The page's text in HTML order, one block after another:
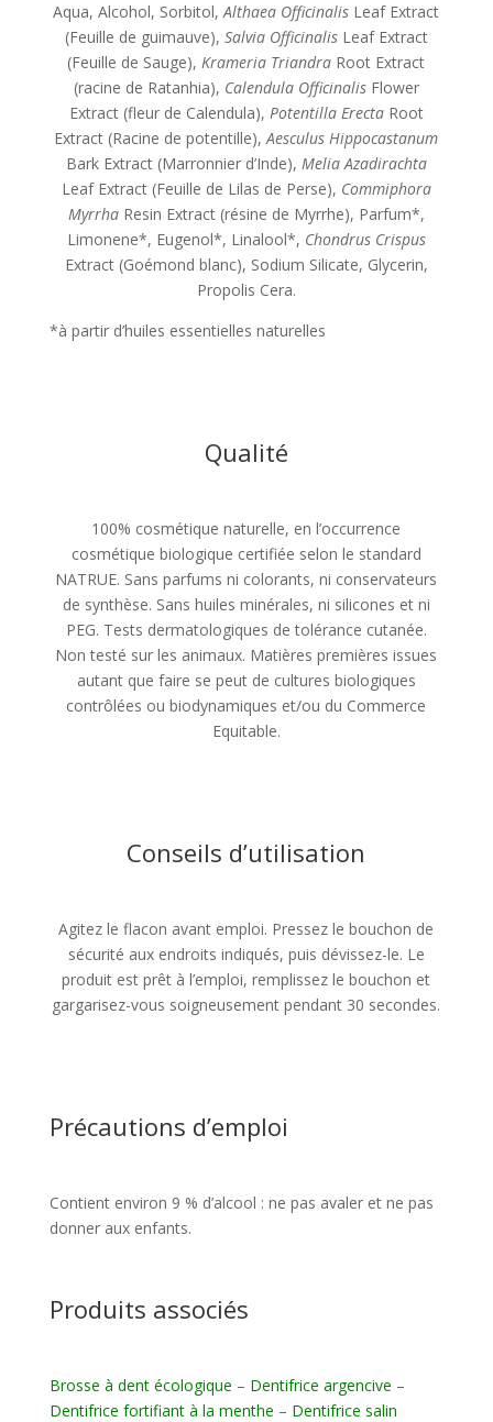
Aqua, Alcohol, Sorbitol,Althaea Officinalis Leaf Extract
(Feuille de guimauve), Salvia OfficinalisLeaf Extract
(Feuille de Sauge),Krameria Triandra Root Extract
(racine de Ratanhia), Calendula OfficinalisFlower
Extract (fleur de Calendula), Potentilla ErectaRoot
Extract (Racine de potentille),Aesculus Hippocastanum
Bark Extract (Marronnier d’Inde), Melia Azadirachta
Leaf Extract (Feuille de Lilas de Perse), Commiphora
MyrrhaResin Extract (résine de Myrrhe), Parfum*,
Limonene*, Eugenol*, Linalool*, Chondrus Crispus
Extract (Goémond blanc), Sodium Silicate, Glycerin,
Propolis Cera.
*à partir d’huiles essentielles naturelles
Qualité
100% cosmétique naturelle, en l’occurrence
cosmétique biologique certifiée selon le standard
NATRUE. Sans parfums ni colorants, ni conservateurs
de synthèse. Sans huiles minérales, ni silicones et ni
PEG. Tests dermatologiques de tolérance cutanée.
Non testé sur les animaux. Matières premières issues
autant que faire se peut de cultures biologiques
contrôlées ou biodynamiques et/ou du Commerce
Equitable.
Conseils d’utilisation
Agitez le flacon avant emploi. Pressez le bouchon de
sécurité aux endroits indiqués, puis dévissez-le. Le
produit est prêt à l’emploi, remplissez le bouchon et
gargarisez-vous soigneusement pendant 30 secondes.
Précautions d’emploi
Contient environ 9 % d’alcool : ne pas avaler et ne pas
donner aux enfants.
Produits associés
Brosse à dent écologique – Dentifrice argencive –
Dentifrice fortifiant à la menthe – Dentifrice salin